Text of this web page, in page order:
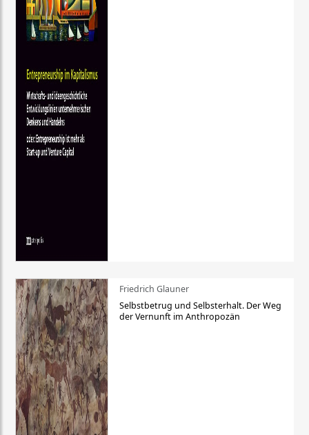
Friedrich Glauner
Selbstbetrug und Selbsterhalt. Der Weg
der Vernunft im Anthropozän